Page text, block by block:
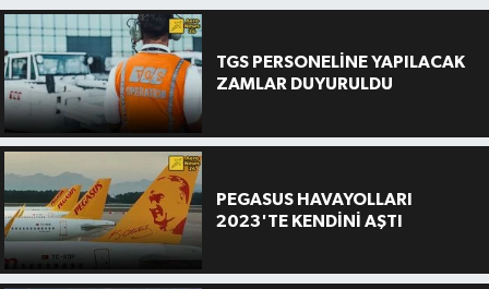
TGS PERSONELİNE YAPILACAK
ZAMLAR DUYURULDU
PEGASUS HAVAYOLLARI
2023'TE KENDİNİ AŞTI